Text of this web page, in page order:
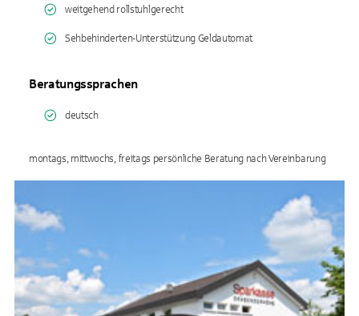
weitgehend rollstuhlgerecht
Sehbehinderten-Unterstützung Geldautomat
Beratungssprachen
deutsch
montags, mittwochs, freitags persönliche Beratung nach Vereinbarung